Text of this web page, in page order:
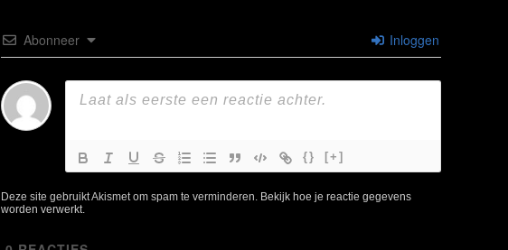
Abonneer Inloggen
{} [+]
Deze site gebruikt Akismet om spam te verminderen. Bekijk hoe je reactie gegevens
worden verwerkt.